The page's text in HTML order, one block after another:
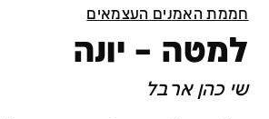
חממת האמנים העצמאים
למטה – יונה
שי כהן ארבל